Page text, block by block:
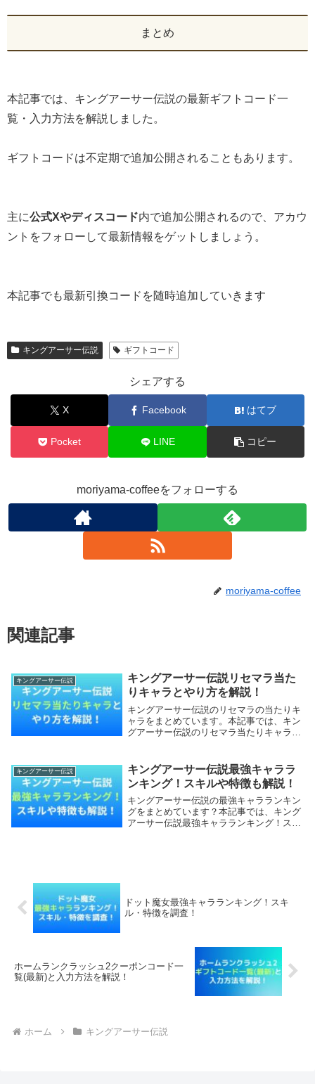
まとめ
本記事では、キングアーサー伝説の最新ギフトコード一
覧・入力方法を解説しました。
ギフトコードは不定期で追加公開されることもあります。
主に公式Xやディスコード内で追加公開されるので、アカウ
ントをフォローして最新情報をゲットしましょう。
本記事でも最新引換コードを随時追加していきます
キングアーサー伝説 ギフトコード
シェアする
X Facebook はてブ
Pocket LINE コピー
moriyama-coffeeをフォローする
moriyama-coffee
関連記事
キングアーサー伝説
キングアーサー伝説リセマラ当た
りキャラとやり方を解説！
キングアーサー伝説のリセマラの当たりキ
ャラをまとめています。本記事では、キン
グアーサー伝説のリセマラ当たりキャラと
キャラキングアーサー伝説のリセマラ終了
ラインキング...
キングアーサー伝説
キングアーサー伝説最強キャララ
ンキング！スキルや特徴も解説！
キングアーサー伝説の最強キャラランキン
グをまとめています？本記事では、キング
アーサー伝説最強キャラランキング！スキ
ドット魔女最強キャラランキング！スキ
ル・特徴を調査！
ホームランクラッシュ2クーポンコード一
覧(最新)と入力方法を解説！
ホーム キングアーサー伝説